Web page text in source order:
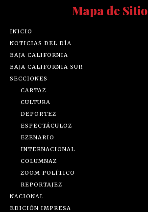
Mapa de Sitio
INICIO
NOTICIAS DEL DÍA
BAJA CALIFORNIA
BAJA CALIFORNIA SUR
SECCIONES
CARTAZ
CULTURA
DEPORTEZ
ESPECTÁCULOZ
EZENARIO
INTERNACIONAL
COLUMNAZ
ZOOM POLÍTICO
REPORTAJEZ
NACIONAL
EDICIÓN IMPRESA